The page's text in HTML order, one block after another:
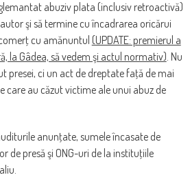
abuziv plata (inclusiv retroactivă)
şi să termine cu încadrarea oricărui
cu amănuntul (UPDATE: premierul a
la Gâdea, să vedem şi actul normativ). Nu
presei, ci un act de dreptate faţă de mai
care au căzut victime ale unui abuz de
anunţate, sumele încasate de
de presă şi ONG-uri de la instituţiile